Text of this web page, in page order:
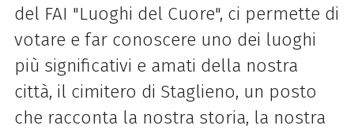
del FAI "Luoghi del Cuore", ci permette di
votare e far conoscere uno dei luoghi
più significativi e amati della nostra
città, il cimitero di Staglieno, un posto
che racconta la nostra storia, la nostra